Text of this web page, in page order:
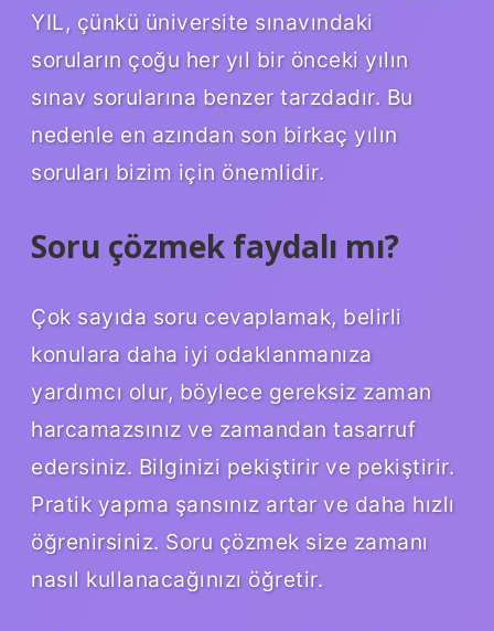
YIL, çünkü üniversite sınavındaki
soruların çoğu her yıl bir önceki yılın
sınav sorularına benzer tarzdadır. Bu
nedenle en azından son birkaç yılın
soruları bizim için önemlidir.
Soru çözmek faydalı mı?
Çok sayıda soru cevaplamak, belirli
konulara daha iyi odaklanmanıza
yardımcı olur, böylece gereksiz zaman
harcamazsınız ve zamandan tasarruf
edersiniz. Bilginizi pekiştirir ve pekiştirir.
Pratik yapma şansınız artar ve daha hızlı
öğrenirsiniz. Soru çözmek size zamanı
nasıl kullanacağınızı öğretir.